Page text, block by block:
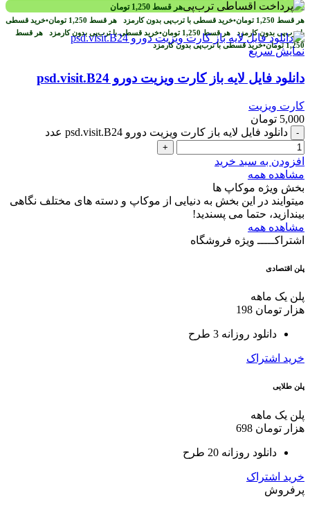
هر قسط 1,250 تومان
هر قسط 1,250 تومان•خرید قسطی با ترب‌پی بدون کارمزد هر قسط 1,250 تومان•خرید قسطی
با ترب‌پی بدون کارمزد هر قسط 1,250 تومان•خرید قسطی با ترب‌پی بدون کارمزد هر قسط
1,250 تومان•خرید قسطی با ترب‌پی بدون کارمزدنمایش سریع
دانلود فایل لايه باز کارت ويزيت دورو psd.visit.B24
کارت ویزیت
5,000 تومان
- دانلود فایل لايه باز کارت ويزيت دورو psd.visit.B24 عدد
+
افزودن به سبد خرید
مشاهده همه
بخش ویژه موکاپ ها
میتوایند در این بخش به دنیایی از موکاپ و دسته های مختلف نگاهی
بیندازید، حتما می پسندید!
مشاهده همه
اشتراکـــــ ویژه فروشگاه
پلن اقتصادی
پلن یک ماهه
هزار تومان 198
دانلود روزانه 3 طرح
خرید اشتراک
پلن طلایی
پلن یک ماهه
هزار تومان 698
دانلود روزانه 20 طرح
خرید اشتراک
پرفروش